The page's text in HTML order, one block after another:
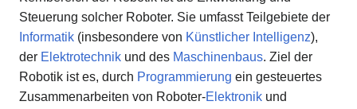
Steuerung solcher Roboter. Sie umfasst Teilgebiete der
Informatik (insbesondere von Künstlicher Intelligenz),
der Elektrotechnik und des Maschinenbaus. Ziel der
Robotik ist es, durch Programmierung ein gesteuertes
Zusammenarbeiten von Roboter-Elektronik und